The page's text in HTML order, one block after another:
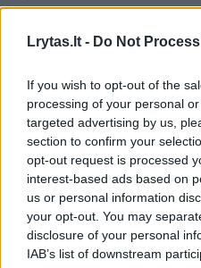
Lrytas.lt - Do Not
If you wish to opt-out of the
processing of your personal
targeted advertising by us,
section to confirm your
opt-out request is processed
interest-based ads based on
us or personal information
your opt-out. You may
disclosure of your personal
IAB’s list of downstream
Visi
Žiūrimiausi
Vaizdai iš tragiškos
vaiko gyvybių išgelbėti